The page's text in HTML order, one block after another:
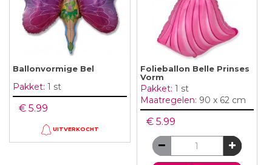
Ballonvormige Bel
Pakket: 1 st
€ 5.99
UITVERKOCHT
Folieballon Belle Prinses
Vorm
Pakket: 1 st
Maatregelen: 90 x 62 cm
€ 5.99